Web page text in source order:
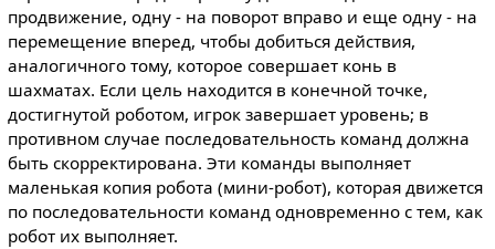
продвижение, одну - на поворот вправо и еще одну - на
перемещение вперед, чтобы добиться действия,
аналогичного тому, которое совершает конь в
шахматах. Если цель находится в конечной точке,
достигнутой роботом, игрок завершает уровень; в
противном случае последовательность команд должна
быть скорректирована. Эти команды выполняет
маленькая копия робота (мини-робот), которая движется
по последовательности команд одновременно с тем, как
робот их выполняет.